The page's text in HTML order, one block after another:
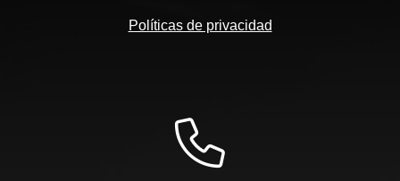
Políticas de privacidad